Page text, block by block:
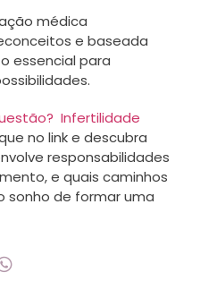
médica
e baseada
essencial para
Infertilidade
no link e descubra
responsabilidades
e quais caminhos
sonho de formar uma